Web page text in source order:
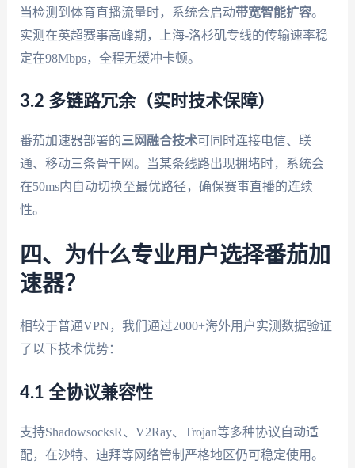
当检测到体育直播流量时，系统会启动带宽智能扩容。
实测在英超赛事高峰期，上海-洛杉矶专线的传输速率稳
定在98Mbps，全程无缓冲卡顿。
3.2 多链路冗余（实时技术保障）
番茄加速器部署的三网融合技术可同时连接电信、联
通、移动三条骨干网。当某条线路出现拥堵时，系统会
在50ms内自动切换至最优路径，确保赛事直播的连续
性。
四、为什么专业用户选择番茄加
速器？
相较于普通VPN，我们通过2000+海外用户实测数据验证
了以下技术优势：
4.1 全协议兼容性
支持ShadowsocksR、V2Ray、Trojan等多种协议自动适
配，在沙特、迪拜等网络管制严格地区仍可稳定使用。